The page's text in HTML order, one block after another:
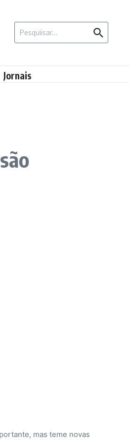
Jornais
mas teme novas